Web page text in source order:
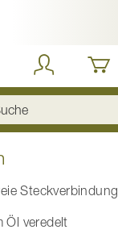
Steckverbindung
Öl veredelt